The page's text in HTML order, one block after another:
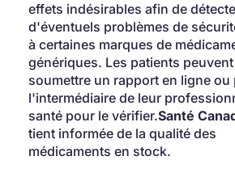
effets indésirables afin de
d'éventuels problèmes de
à certaines marques de
génériques. Les patients peuvent
soumettre un rapport en ligne ou
l'intermédiaire de leur
santé pour le vérifier.Santé
tient informée de la qualité des
médicaments en stock.